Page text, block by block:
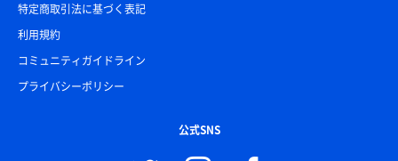
特定商取引法に基づく表記
利用規約
コミュニティガイドライン
プライバシーポリシー
公式SNS